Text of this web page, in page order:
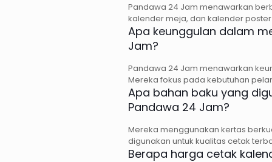
Pandawa 24 Jam menawarkan
kalender meja, dan kalender poster
Apa keunggulan dalam
Jam?
Pandawa 24 Jam menawarkan
Mereka fokus pada kebutuhan
Apa bahan baku yang
Pandawa 24 Jam?
Mereka menggunakan kertas
digunakan untuk kualitas cetak
Berapa harga cetak